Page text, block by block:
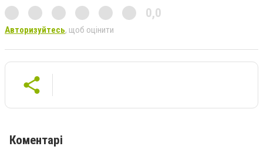
0,0
Авторизуйтесь, щоб оцінити
Коментарі